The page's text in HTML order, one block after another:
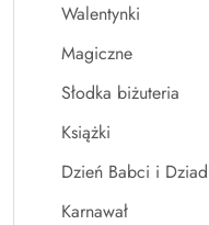
Walentynki
Magiczne
Słodka biżuteria
Książki
Dzień Babci i
Karnawał